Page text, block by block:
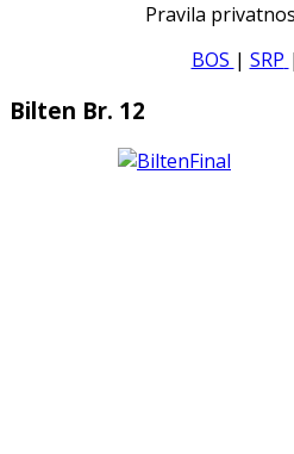
Pravila
BOS | SRP |
Bilten Br. 12